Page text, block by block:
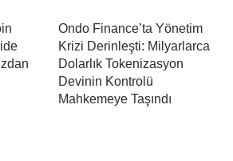
Ondo Finance’ta Yönetim
Krizi Derinleşti: Milyarlarca
Dolarlık Tokenizasyon
Devinin Kontrolü
Mahkemeye Taşındı